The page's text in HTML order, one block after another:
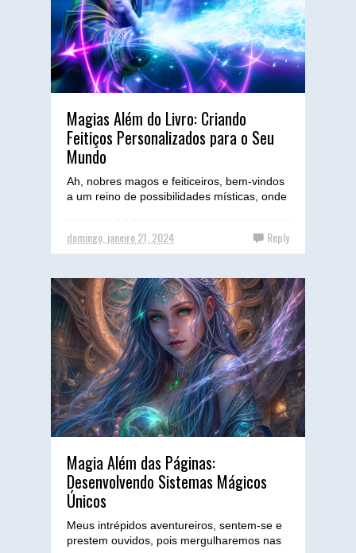
Magias Além do Livro: Criando
Feitiços Personalizados para o Seu
Mundo
Ah, nobres magos e feiticeiros, bem-vindos
a um reino de possibilidades místicas, onde
domingo, janeiro 21, 2024 Reply
Magia Além das Páginas:
Desenvolvendo Sistemas Mágicos
Únicos
Meus intrépidos aventureiros, sentem-se e
prestem ouvidos, pois mergulharemos nas